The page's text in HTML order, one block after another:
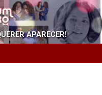
APARECER!